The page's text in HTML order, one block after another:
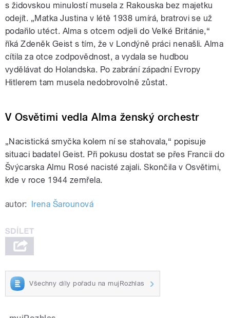
s židovskou minulostí musela z Rakouska bez majetku
odejít. „Matka Justina v létě 1938 umírá, bratrovi se už
podařilo utéct. Alma s otcem odjeli do Velké Británie,“
říká Zdeněk Geist s tím, že v Londýně práci nenašli. Alma
cítila za otce zodpovědnost, a vydala se hudbou
vydělávat do Holandska. Po zabrání západní Evropy
Hitlerem tam musela nedobrovolně zůstat.
V Osvětimi vedla Alma ženský orchestr
„Nacistická smyčka kolem ní se stahovala,“ popisuje
situaci badatel Geist. Při pokusu dostat se přes Francii do
Švýcarska Almu Rosé nacisté zajali. Skončila v Osvětimi,
kde v roce 1944 zemřela.
autor: Irena Šarounová
Všechny díly pořadu na mujRozhlas